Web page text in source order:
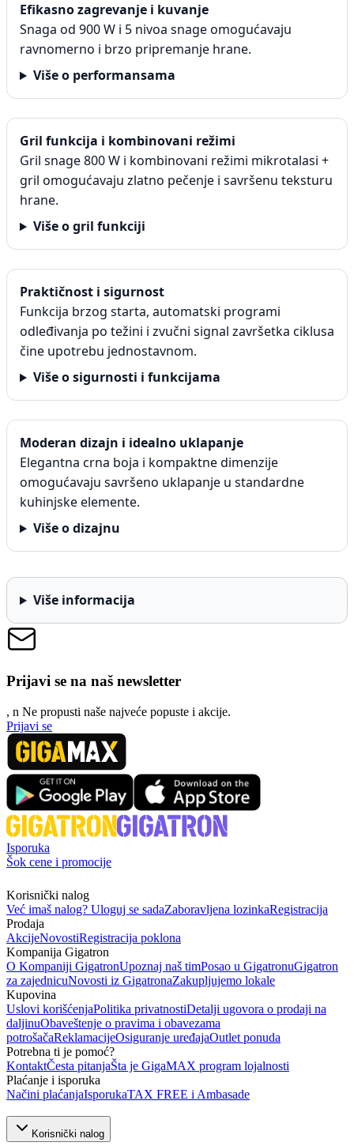
Efikasno zagrevanje i kuvanje
Snaga od 900 W i 5 nivoa snage omogućavaju
ravnomerno i brzo pripremanje hrane.
Više o performansama
Gril funkcija i kombinovani režimi
Gril snage 800 W i kombinovani režimi mikrotalasi +
gril omogućavaju zlatno pečenje i savršenu teksturu
hrane.
Više o gril funkciji
Praktičnost i sigurnost
Funkcija brzog starta, automatski programi
odleđivanja po težini i zvučni signal završetka ciklusa
čine upotrebu jednostavnom.
Više o sigurnosti i funkcijama
Moderan dizajn i idealno uklapanje
Elegantna crna boja i kompaktne dimenzije
omogućavaju savršeno uklapanje u standardne
kuhinjske elemente.
Više o dizajnu
Više informacija
Prijavi se na naš newsletter
, n Ne propusti naše najveće popuste i akcije.
Prijavi se
Isporuka
Šok cene i promocije
Korisnički nalog
Već imaš nalog? Uloguj se sadaZaboravljena lozinkaRegistracija
Prodaja
AkcijeNovostiRegistracija poklona
Kompanija Gigatron
O Kompaniji GigatronUpoznaj naš timPosao u GigatronuGigatron
za zajednicuNovosti iz GigatronaZakupljujemo lokale
Kupovina
Uslovi korišćenjaPolitika privatnostiDetalji ugovora o prodaji na
daljinuObaveštenje o pravima i obavezama
potrošačaReklamacijeOsiguranje uređajaOutlet ponuda
Potrebna ti je pomoć?
KontaktČesta pitanjaŠta je GigaMAX program lojalnosti
Plaćanje i isporuka
Načini plaćanjaIsporukaTAX FREE i Ambasade
Korisnički nalog